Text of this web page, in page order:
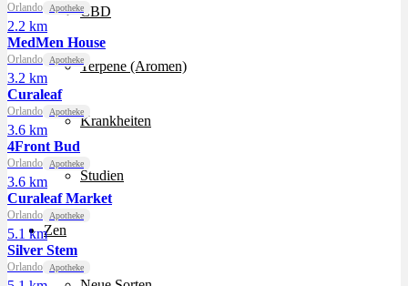
CBD
Terpene (Aromen)
Krankheiten
Studien
Zen
Orlando Apotheke
2.2 km
MedMen House
Orlando Apotheke
3.2 km
Curaleaf
Orlando Apotheke
3.6 km
4Front Bud
Orlando Apotheke
3.6 km
Curaleaf Market
Orlando Apotheke
5.1 km
Silver Stem
Orlando Apotheke